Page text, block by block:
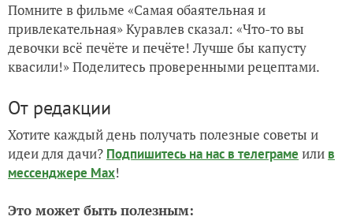
Помните в фильме «Самая обаятельная и
привлекательная» Куравлев сказал: «Что-то вы
девочки всё печёте и печёте! Лучше бы капусту
квасили!» Поделитесь проверенными рецептами.
От редакции
Хотите каждый день получать полезные советы и
идеи для дачи? Подпишитесь на нас в телеграме или в
мессенджере Max!
Это может быть полезным: